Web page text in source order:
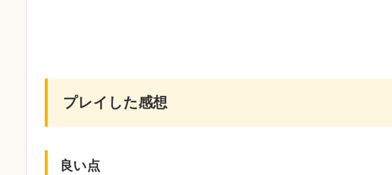
プレイした感想
良い点